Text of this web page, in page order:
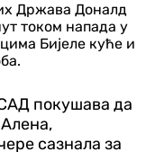
Држава Доналд
током напада у
Бијеле куће и
покушава да
сазнала за